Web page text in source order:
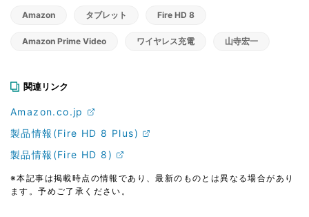
Amazon タブレット Fire HD 8
Amazon Prime Video ワイヤレス充電 山寺宏一
関連リンク
Amazon.co.jp
製品情報(Fire HD 8 Plus)
製品情報(Fire HD 8)
※本記事は掲載時点の情報であり、最新のものとは異なる場合があり
ます。予めご了承ください。